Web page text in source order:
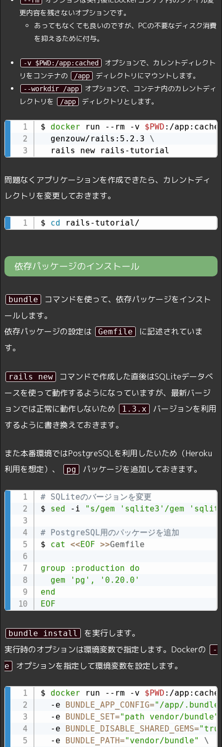
更内容を残さないオプションです。
あってもなくても良いのですが、PCの不要なディスク消費
を抑えるために付与。
-v $PWD:/app:cached
オプションで、カレントディレクト
リをコンテナの
/app ディレクトリにマウントします。
--workdir /app
オプションで、コンテナ内のカレントディ
レクトリを
/app ディレクトリとします。
$ docker run --rm -v $PWD :/
  genzouw/rails:5.2.3
\
  rails new rails-tutorial
問題なくアプリケーションを作成できたら、カレントディ
レクトリを変更しておきます。
$ cd rails-tutorial/
依存パッケージのインストール
bundle
コマンドを使って、依存パッケージをインスト
ールします。
依存パッケージの設定は
Gemfile
に記述されていま
す。
rails new
コマンドで作成した直後はSQLiteデータベ
ースを使って動作するようになっていますが、最新バージ
ョンでは正常に動作しないため
1.3.x
バージョンを利用
するように書き換えておきます。
また本番環境ではPostgreSQLを利用したいため（Heroku
利用を想定）、
pg パッケージを追加しておきます。
# SQLiteのバージョンを変更
$ sed -i "s/gem 'sqlite3'/gem
# PostgreSQL用のパッケージを追加
$ cat <<EOF >>Gemfile
group :production do
  gem 'pg', '0.20.0'
end
EOF
bundle install
を実行します。
実行時のオプションは環境変数で指定します。Dockerの
-
e
オプションを指定して環境変数を設定します。
$ docker run --rm -v $PWD :/
  -e
BUNDLE_APP_CONFIG="/app/
  -e
BUNDLE_SET="path vendor/bundle"
  -e
BUNDLE_DISABLE_SHARED_GEMS=
  -e
BUNDLE_PATH="vendor/bundle"
\